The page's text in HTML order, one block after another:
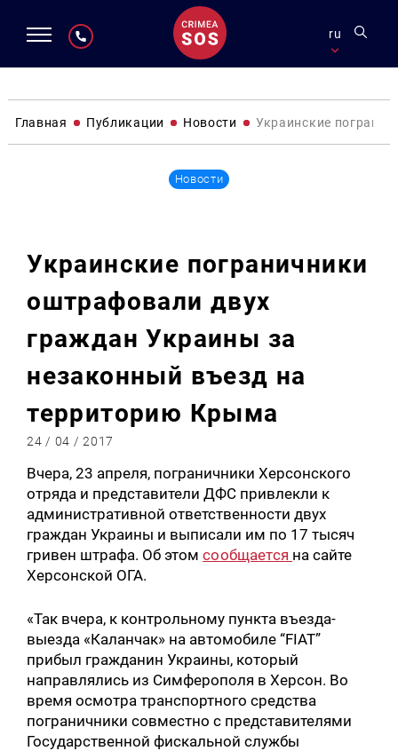
ru
Главная Публикации Новости Украинские
Новости
Украинские пограничники
оштрафовали двух
граждан Украины за
незаконный въезд на
территорию Крыма
24 / 04 / 2017
Вчера, 23 апреля, пограничники Херсонского
отряда и представители ДФС привлекли к
административной ответственности двух
граждан Украины и выписали им по 17 тысяч
гривен штрафа. Об этомсообщается на сайте
Херсонской ОГА.
«Так вчера, к контрольному пункта въезда-
выезда «Каланчак» на автомобиле “FIAT”
прибыл гражданин Украины, который
направлялись из Симферополя в Херсон. Во
время осмотра транспортного средства
пограничники совместно с представителями
Государственной фискальной службы